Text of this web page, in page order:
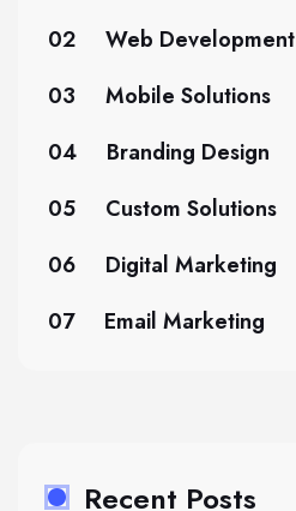
02
Web Development
03
Mobile Solutions
04
Branding Design
05
Custom Solutions
06
Digital Marketing
07
Email Marketing
Recent Posts